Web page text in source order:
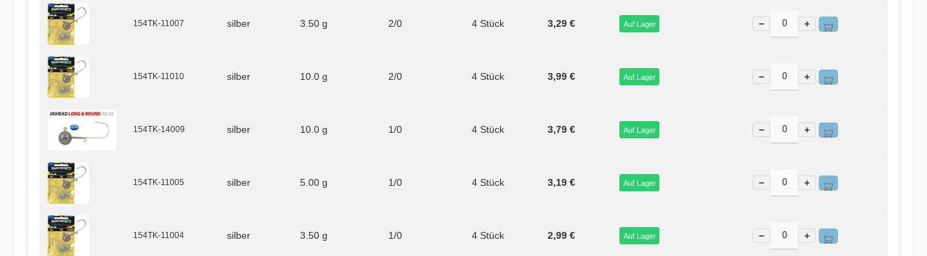
154TK-11007 silber 3.50 g 2/0 4 Stück 3,29 € Auf Lager − +
154TK-11010 silber 10.0 g 2/0 4 Stück 3,99 € Auf Lager − +
154TK-14009 silber 10.0 g 1/0 4 Stück 3,79 € Auf Lager − +
154TK-11005 silber 5.00 g 1/0 4 Stück 3,19 € Auf Lager − +
154TK-11004 silber 3.50 g 1/0 4 Stück 2,99 € Auf Lager − +